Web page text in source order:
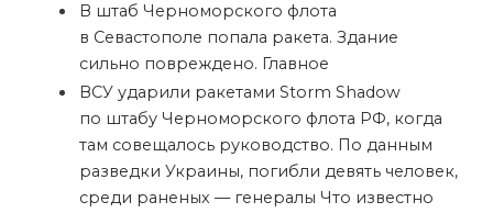
В штаб Черноморского флота
в Севастополе попала ракета. Здание
сильно повреждено. Главное
ВСУ ударили ракетами Storm Shadow
по штабу Черноморского флота РФ, когда
там совещалось руководство. По данным
разведки Украины, погибли девять человек,
среди раненых — генералы Что известно